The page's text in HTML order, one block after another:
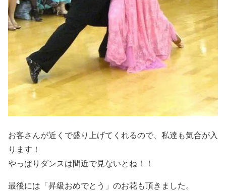
お客さんが近くで盛り上げてくれるので、私達も気合が入
ります！
やっぱりダンスは間近で見ないとね！！
最後には「昇級おめでとう」のお花も頂きました。